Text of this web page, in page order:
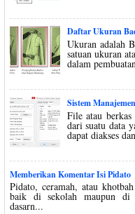
Daftar Ukuran
Ukuran adalah
satuan ukuran
dalam
Sistem
File atau
dari suatu data
dapat diakses
Memberikan Komentar Isi Pidato
Pidato, ceramah, atau
baik di sekolah maupun di
dasarn...